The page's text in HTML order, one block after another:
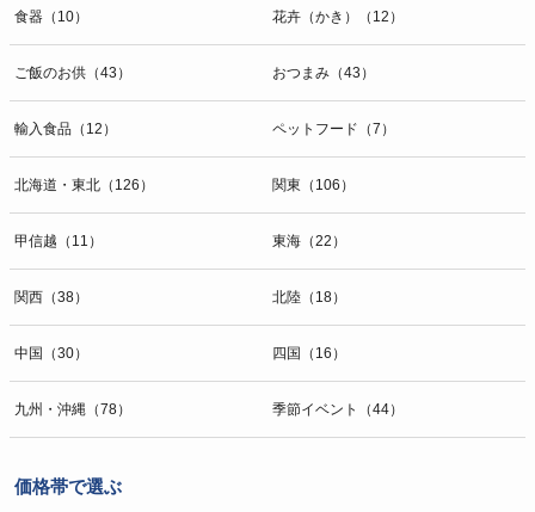
食器（10） 花卉（かき）（12）
ご飯のお供（43） おつまみ（43）
輸入食品（12） ペットフード（7）
北海道・東北（126） 関東（106）
甲信越（11） 東海（22）
関西（38） 北陸（18）
中国（30） 四国（16）
九州・沖縄（78） 季節イベント（44）
価格帯で選ぶ